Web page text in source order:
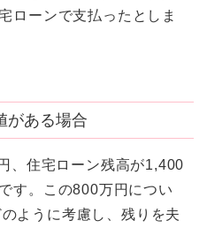
ローンで支払ったとしま
がある場合
、住宅ローン残高が1,400
す。この800万円につい
ように考慮し、残りを夫